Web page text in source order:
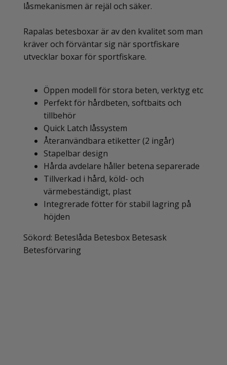
låsmekanismen är rejäl och säker.
Rapalas betesboxar är av den kvalitet som man
kräver och förväntar sig när sportfiskare
utvecklar boxar för sportfiskare.
Öppen modell för stora beten, verktyg etc
Perfekt för hårdbeten, softbaits och
tillbehör
Quick Latch låssystem
Återanvändbara etiketter (2 ingår)
Stapelbar design
Hårda avdelare håller betena separerade
Tillverkad i hård, köld- och
värmebeständigt, plast
Integrerade fötter för stabil lagring på
höjden
Sökord: Beteslåda Betesbox Betesask
Betesförvaring